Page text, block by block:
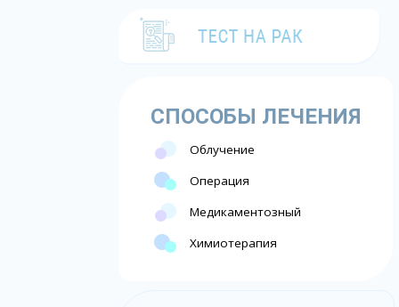
СПОСОБЫ ЛЕЧЕНИЯ
Облучение
Операция
Медикаментозный
Химиотерапия